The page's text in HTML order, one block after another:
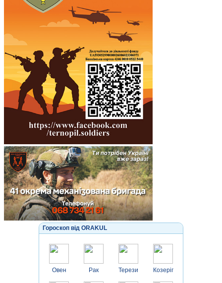
Гороскоп від ORAKUL
Овен Рак Терези Козеріг